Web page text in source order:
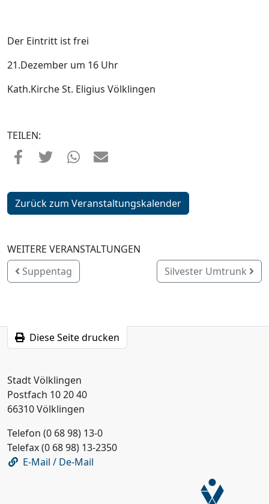
Der Eintritt ist frei
21.Dezember um 16 Uhr
Kath.Kirche St. Eligius Völklingen
TEILEN:
Zurück zum Veranstaltungskalender
WEITERE VERANSTALTUNGEN
Suppentag
Silvester Umtrunk
Diese Seite drucken
Stadt Völklingen
Postfach 10 20 40
66310 Völklingen
Telefon (0 68 98) 13-0
Telefax (0 68 98) 13-2350
E-Mail / De-Mail